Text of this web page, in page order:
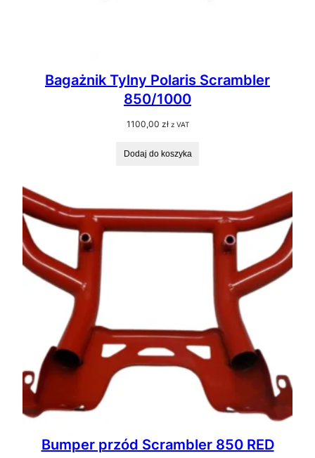
Bagażnik Tylny Polaris Scrambler
850/1000
1100,00 zł z VAT
Dodaj do koszyka
Bumper przód Scrambler 850 RED